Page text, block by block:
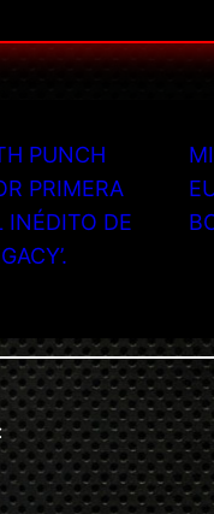
PUNCH
PRIMERA
INÉDITO DE